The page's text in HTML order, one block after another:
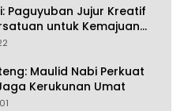
Paguyuban Jujur Kreatif
untuk Kemajuan
Maulid Nabi Perkuat
Kerukunan Umat